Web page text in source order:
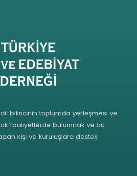
bilincinin toplumda yerleşmesi ve
faaliyetlerde bulunmak ve bu
kişi ve kuruluşlara destek